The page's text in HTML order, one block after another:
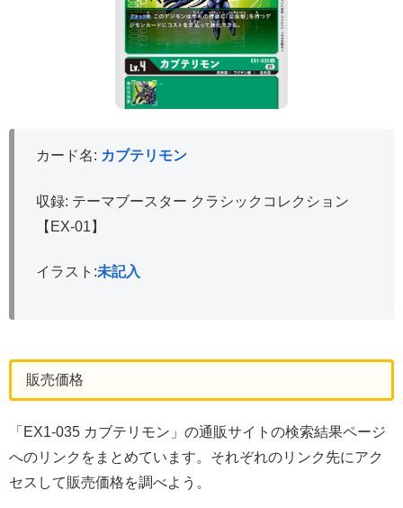
カード名: カブテリモン
収録: テーマブースター クラシックコレクション
【EX-01】
イラスト:未記入
販売価格
「EX1-035 カブテリモン」の通販サイトの検索結果ページ
へのリンクをまとめています。それぞれのリンク先にアク
セスして販売価格を調べよう。